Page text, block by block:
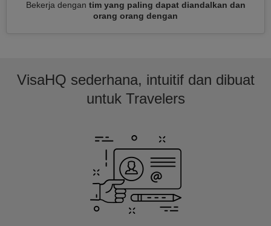
Bekerja dengan tim yang paling dapat diandalkan dan
orang orang dengan
VisaHQ sederhana, intuitif dan dibuat
untuk Travelers